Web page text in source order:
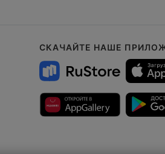
СКАЧАЙТЕ НАШЕ